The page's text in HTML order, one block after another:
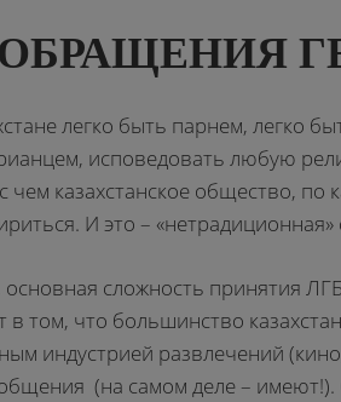
легко быть парнем, легко
исповедовать любую
чем казахстанское общество,
И это –
сложность принятия
в том, что большинство
индустрией развлечений
(на самом деле –